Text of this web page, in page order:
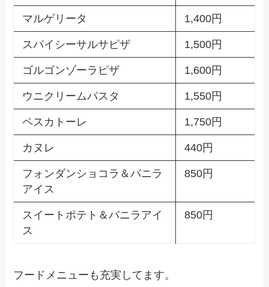
マルゲリータ 1,400円
スパイシーサルサピザ 1,500円
ゴルゴンゾーラピザ 1,600円
ウニクリームパスタ 1,550円
ペスカトーレ 1,750円
カヌレ 440円
フォンダンショコラ＆バニラ
アイス
850円
スイートポテト＆バニラアイ
ス
850円
フードメニューも充実してます。